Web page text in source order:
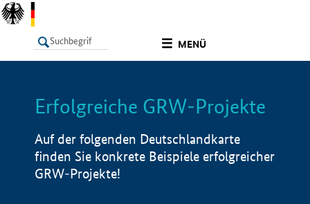
MENÜ
LISTE Info
Erfolgreiche GRW-Projekte
Auf der folgenden Deutschlandkarte
finden Sie konkrete Beispiele erfolgreicher
GRW-Projekte!